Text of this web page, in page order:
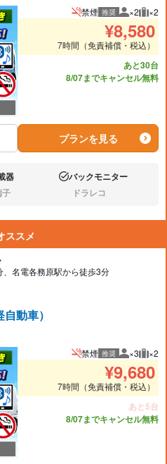
禁煙 推奨 推奨人数
×2 推奨
×2
¥8,580
7時間（免責補償・税込）
あと30台
8/07までキャンセル無料
プランを見る
器 あり:バックモニター
なし:ドラレコ
ススメ
名電各務原駅から徒歩3分
動車）
禁煙 推奨 推奨人数
×3 推奨
×2
¥9,680
7時間（免責補償・税込）
あと5台
8/07までキャンセル無料